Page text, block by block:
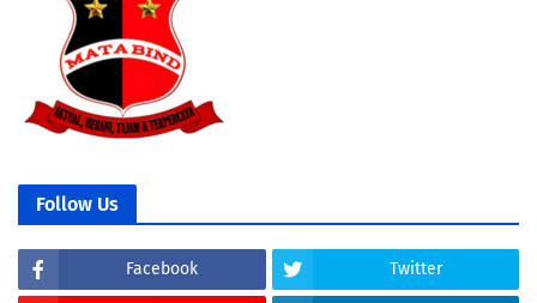
Follow Us
Facebook Twitter